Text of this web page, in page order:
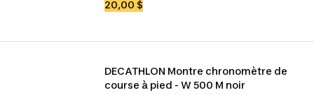
20,00 $
DECATHLON Montre chronomètre de
course à pied - W 500 M noir